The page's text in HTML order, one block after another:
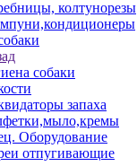
колтунорезы
собаки
запаха
Оборудование
отпугивающие